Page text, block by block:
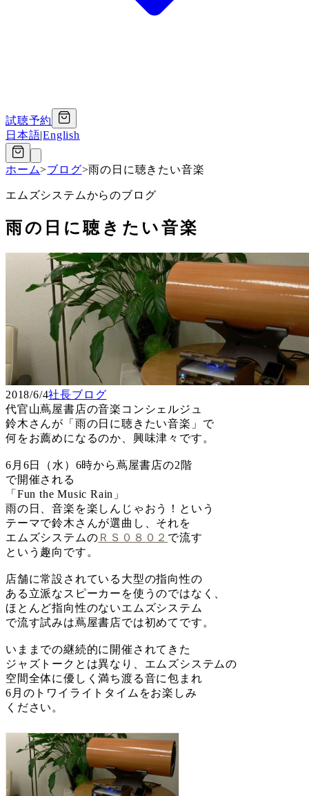
試聴予約
日本語|English
ホーム>ブログ>雨の日に聴きたい音楽
エムズシステムからのブログ
雨の日に聴きたい音楽
2018/6/4社長ブログ
代官山蔦屋書店の音楽コンシェルジュ
鈴木さんが「雨の日に聴きたい音楽」で
何をお薦めになるのか、興味津々です。
6月6日（水）6時から蔦屋書店の2階
で開催される
「Fun the Music Rain」
雨の日、音楽を楽しんじゃおう！という
テーマで鈴木さんが選曲し、それを
エムズシステムの ＲＳ０８０２ で流す
という趣向です。
店舗に常設されている大型の指向性の
ある立派なスピーカーを使うのではなく、
ほとんど指向性のないエムズシステム
で流す試みは蔦屋書店では初めてです。
いままでの継続的に開催されてきた
ジャズトークとは異なり、エムズシステムの
空間全体に優しく満ち渡る音に包まれ
6月のトワイライトタイムをお楽しみ
ください。